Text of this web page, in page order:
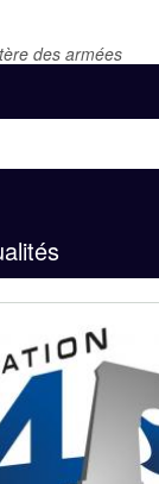
des armées